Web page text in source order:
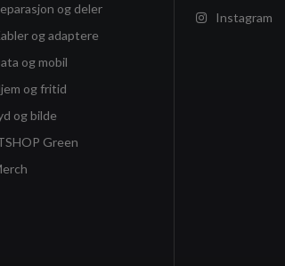
og deler
og adaptere
og mobil
og fritid
og bilde
Green
Instagram